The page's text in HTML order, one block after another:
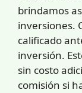
brindamos
inversiones.
calificado
inversión.
sin costo
comisión si